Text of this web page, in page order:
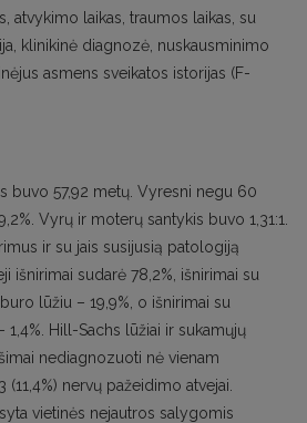
atvykimo laikas, traumos laikas, su
klinikinė diagnozė, nuskausminimo
asmens sveikatos istorijas (F-
buvo 57,92 metų. Vyresni negu 60
Vyrų ir moterų santykis buvo 1,31:1.
ir su jais susijusią patologiją
išnirimai sudarė 78,2%, išnirimai su
lūžiu – 19,9%, o išnirimai su
Hill-Sachs lūžiai ir sukamųjų
nediagnozuoti nė vienam
nervų pažeidimo atvejai.
vietinės nejautros salygomis